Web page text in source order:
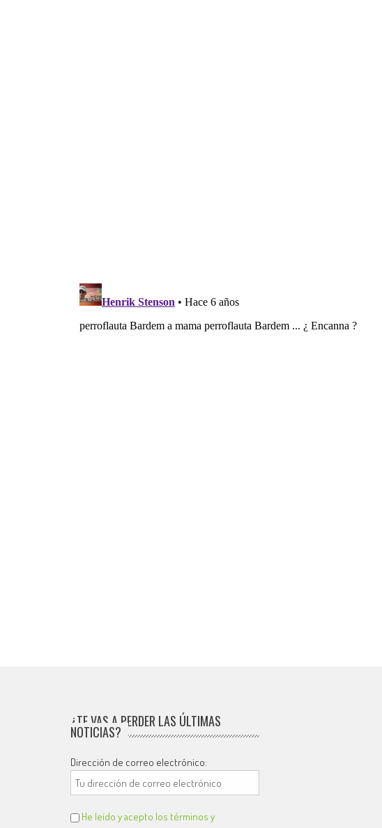
¿TE VAS A PERDER LAS ÚLTIMAS
NOTICIAS?
Dirección de correo electrónico:
He leído y acepto los términos y